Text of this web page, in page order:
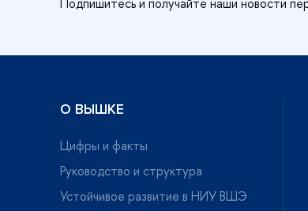
О ВЫШКЕ
Цифры и факты
Руководство и структура
Устойчивое развитие в НИУ ВШЭ